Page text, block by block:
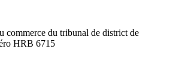
commerce du tribunal de district de
HRB 6715